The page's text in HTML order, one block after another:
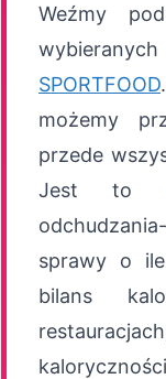
Weźmy
SPORTFOOD
możemy
przede
Jest to
sprawy o
bilans